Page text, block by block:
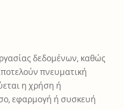
δεδομένων, καθώς
πνευματική
η χρήση ή
εφαρμογή ή συσκευή